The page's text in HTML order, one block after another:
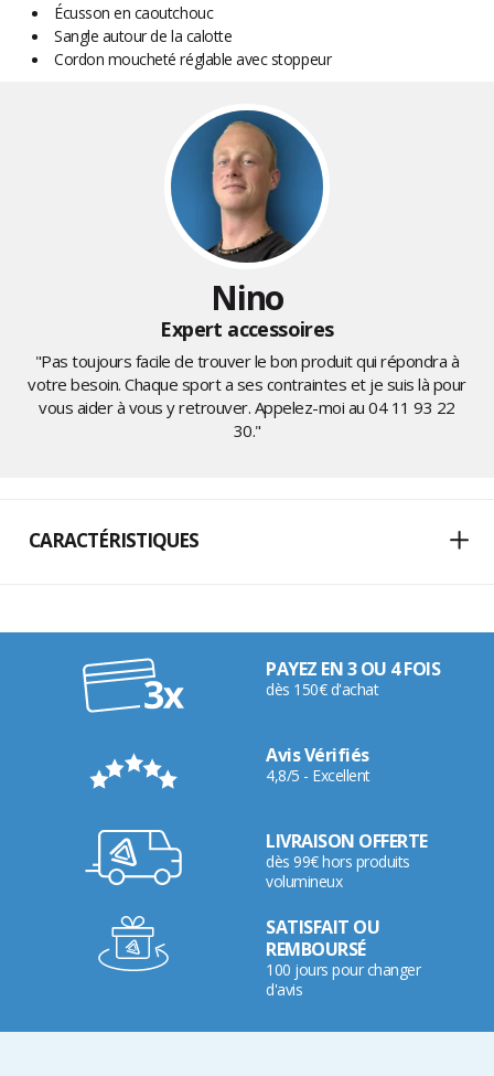
Écusson en caoutchouc
Sangle autour de la calotte
Cordon moucheté réglable avec stoppeur
Nino
Expert accessoires
"Pas toujours facile de trouver le bon produit qui répondra à
votre besoin. Chaque sport a ses contraintes et je suis là pour
vous aider à vous y retrouver. Appelez-moi au04 11 93 22
30."
CARACTÉRISTIQUES
PAYEZ EN 3 OU 4 FOIS
dès 150€ d'achat
Avis Vérifiés
4,8/5 - Excellent
LIVRAISON OFFERTE
dès 99€ hors produits
volumineux
SATISFAIT OU
REMBOURSÉ
100 jours pour changer
d'avis